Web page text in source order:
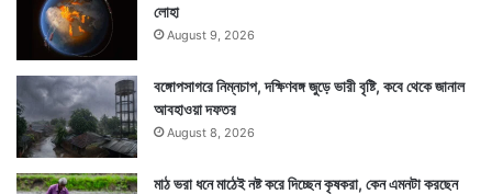
লোহা
August 9, 2026
বঙ্গোপসাগরে নিম্নচাপ, দক্ষিণবঙ্গ জুড়ে ভারী বৃষ্টি, কবে থেকে জানাল
আবহাওয়া দফতর
August 8, 2026
মাঠ ভরা ধনে মাঠেই নষ্ট করে দিচ্ছেন কৃষকরা, কেন এমনটা করছেন